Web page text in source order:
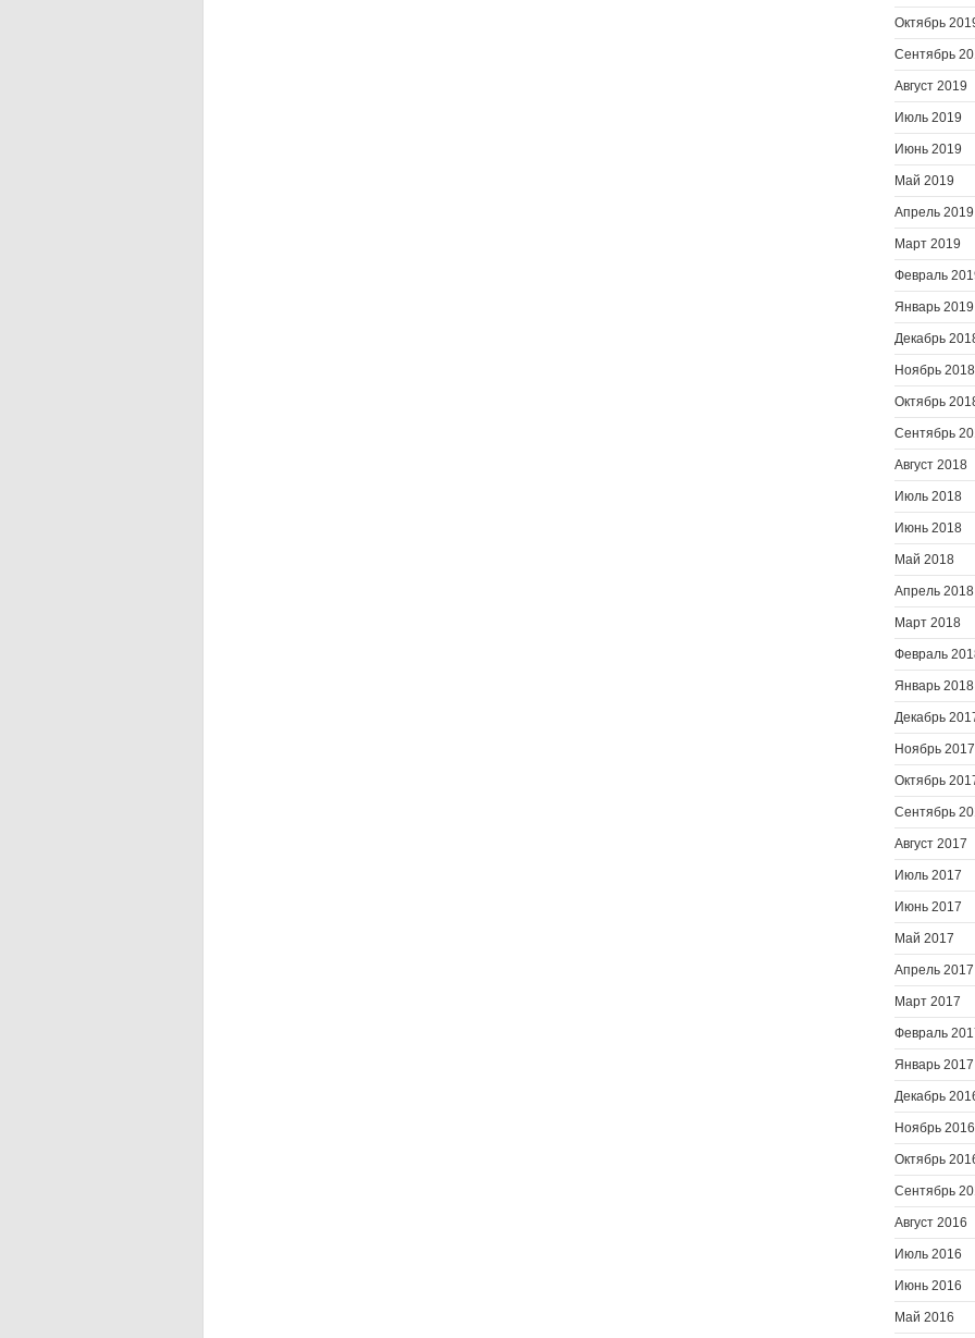
Октябрь
Сентябрь
Август 2019
Июль 2019
Июнь 2019
Май 2019
Апрель 2019
Март 2019
Февраль
Январь 2019
Декабрь
Ноябрь 2018
Октябрь
Сентябрь
Август 2018
Июль 2018
Июнь 2018
Май 2018
Апрель 2018
Март 2018
Февраль
Январь 2018
Декабрь
Ноябрь 2017
Октябрь
Сентябрь
Август 2017
Июль 2017
Июнь 2017
Май 2017
Апрель 2017
Март 2017
Февраль
Январь 2017
Декабрь
Ноябрь 2016
Октябрь
Сентябрь
Август 2016
Июль 2016
Июнь 2016
Май 2016